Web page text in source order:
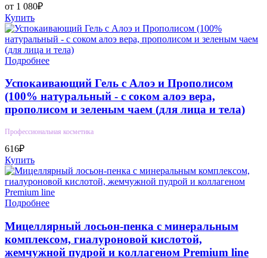
от 1 080₽
Купить
Подробнее
Успокаивающий Гель с Алоэ и Прополисом
(100% натуральный - с соком алоэ вера,
прополисом и зеленым чаем (для лица и тела)
Профессиональная косметика
616₽
Купить
Подробнее
Мицеллярный лосьон-пенка с минеральным
комплексом, гиалуроновой кислотой,
жемчужной пудрой и коллагеном Premium line